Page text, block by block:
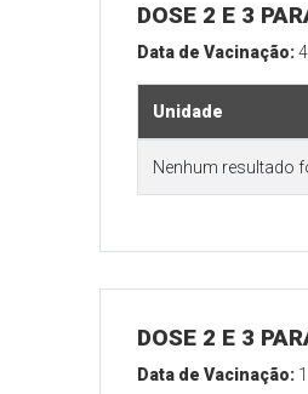
DOSE 2 E 3
Data de Vacinação:
Unidade
Nenhum resultado
DOSE 2 E 3
Data de Vacinação: